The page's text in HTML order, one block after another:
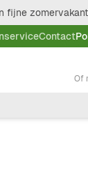
fijne
Contact
Of